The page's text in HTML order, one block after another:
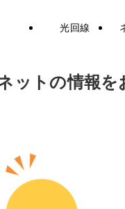
光回線
ットの情報を